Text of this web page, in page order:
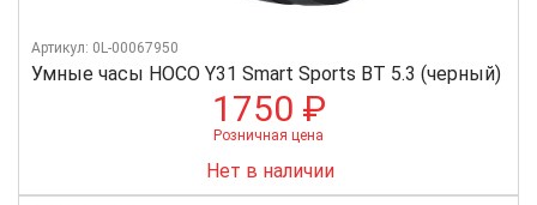
Умные часы HOCO Y31 Smart Sports BT 5.3 (черный)
Артикул: 0L-00067950
1750 ₽
Розничная цена
Нет в наличии